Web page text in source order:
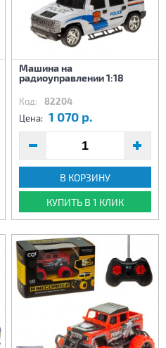
Машина на
радиоуправлении 1:18
Код: 82204
Цена: 1 070 р.
В КОРЗИНУ
КУПИТЬ В 1 КЛИК